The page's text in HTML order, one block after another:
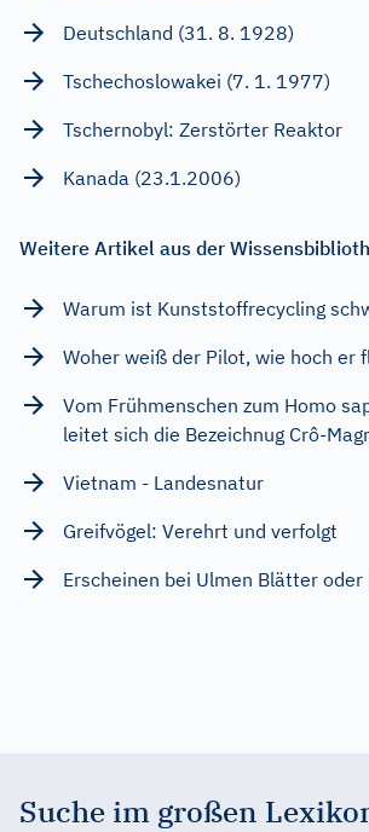
Deutschland (31. 8. 1928)
Tschechoslowakei (7. 1. 1977)
Tschernobyl: Zerstörter Reaktor
Kanada (23.1.2006)
Weitere Artikel aus der
Warum ist Kunststoffrecycling
Woher weiß der Pilot, wie hoch er
Vom Frühmenschen zum Homo
leitet sich die Bezeichnug Crô-
Vietnam - Landesnatur
Greifvögel: Verehrt und verfolgt
Erscheinen bei Ulmen Blätter oder
Suche im großen